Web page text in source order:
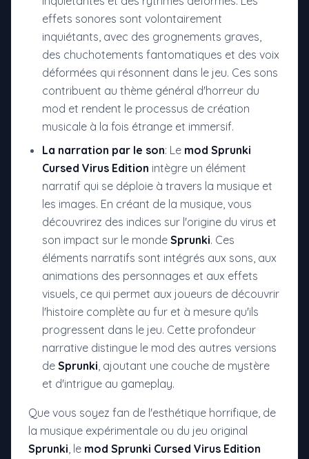
effets sonores sont volontairement
inquiétants, avec des grognements graves,
des chuchotements fantomatiques et des voix
déformées qui résonnent dans le jeu. Ces sons
contribuent au thème général d'horreur du
mod et rendent le processus de création
musicale à la fois étrange et immersif.
La narration par le son: Le mod Sprunki
Cursed Virus Edition intègre un élément
narratif qui se déploie à travers la musique et
les images. En créant de la musique, vous
découvrirez des indices sur l'origine du virus et
son impact sur le monde Sprunki. Ces
éléments narratifs sont intégrés aux sons, aux
animations des personnages et aux effets
visuels, ce qui permet aux joueurs de découvrir
l'histoire complète au fur et à mesure qu'ils
progressent dans le jeu. Cette profondeur
narrative distingue le mod des autres versions
de Sprunki, ajoutant une couche de mystère
et d'intrigue au gameplay.
Que vous soyez fan de l'esthétique horrifique, de
la musique expérimentale ou du jeu original
Sprunki, le mod Sprunki Cursed Virus Edition